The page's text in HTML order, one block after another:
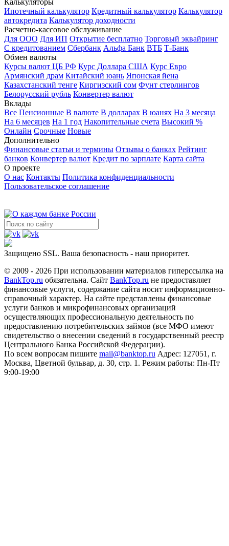
Калькуляторы
Ипотечный калькулятор Кредитный калькулятор Калькулятор
автокредита Калькулятор доходности
Расчетно-кассовое обслуживание
Для ООО Для ИП Открытие бесплатно Торговый эквайринг
С кредитованием Сбербанк Альфа Банк ВТБ Т-Банк
Обмен валюты
Курсы валют ЦБ РФ Курс Доллара США Курс Евро
Армянский драм Китайский юань Японская йена
Казахстанский тенге Киргизский сом Фунт стерлингов
Белорусский рубль Конвертер валют
Вклады
Все Пенсионные В валюте В долларах В юанях На 3 месяца
На 6 месяцев На 1 год Накопительные счета Высокий %
Онлайн Срочные Новые
Дополнительно
Финансовые статьи и термины Отзывы о банках Рейтинг
банков Конвертер валют Кредит по зарплате Карта сайта
О проекте
О нас Контакты Политика конфиденциальности
Пользовательское соглашение
Защищено SSL. Ваша безопасность - наш приоритет.
© 2009 - 2026 При использовании материалов гиперссылка на
BankTop.ru обязательна. Сайт BankTop.ru не предоставляет
финансовые услуги, содержание сайта носит информационно-
справочный характер. На сайте представлены финансовые
услуги банков и микрофинансовых организаций
осуществляющих профессиональную деятельность по
предоставлению потребительских займов (все МФО имеют
свидетельство о внесении сведений в государственный реестр
Центрального Банка Российской Федерации).
По всем вопросам пишите mail@banktop.ru Адрес: 127051, г.
Москва, Цветной бульвар, д. 30, стр. 1. Режим работы: Пн-Пт
9:00-19:00